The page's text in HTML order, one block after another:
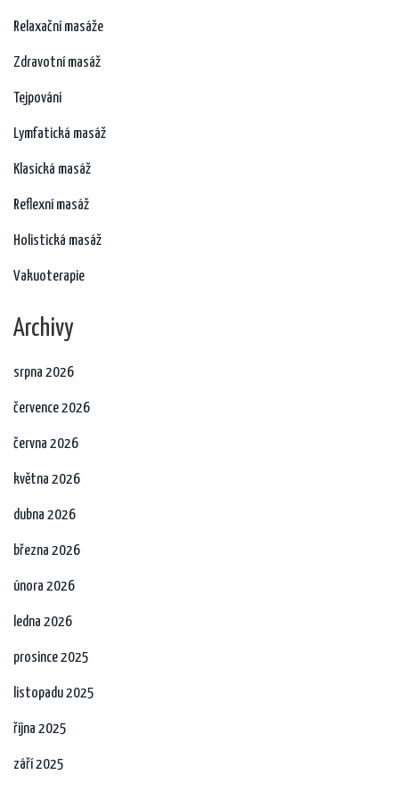
Relaxační masáže
Zdravotní masáž
Tejpování
Lymfatická masáž
Klasická masáž
Reflexní masáž
Holistická masáž
Vakuoterapie
Archivy
srpna 2026
července 2026
června 2026
května 2026
dubna 2026
března 2026
února 2026
ledna 2026
prosince 2025
listopadu 2025
října 2025
září 2025